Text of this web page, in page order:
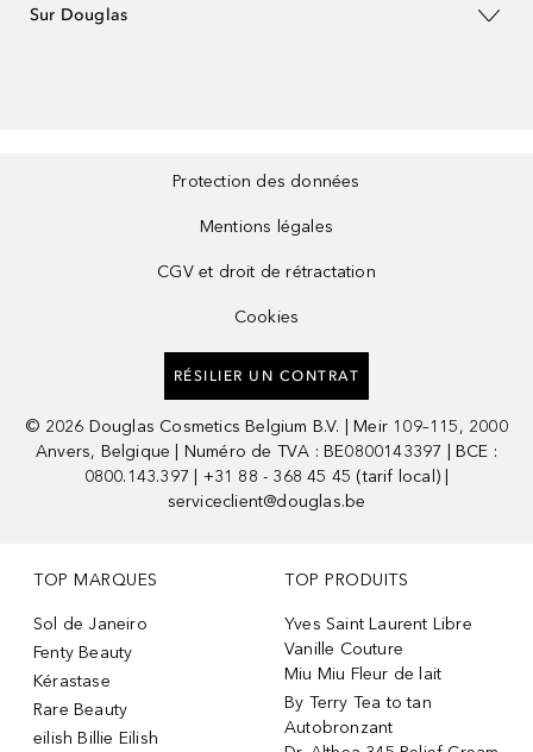
Sur Douglas
Protection des données
Mentions légales
CGV et droit de rétractation
Cookies
RÉSILIER UN CONTRAT
© 2026 Douglas Cosmetics Belgium B.V. | Meir 109–115, 2000
Anvers, Belgique | Numéro de TVA : BE0800143397 | BCE :
0800.143.397 | +31 88 - 368 45 45 (tarif local) |
serviceclient@douglas.be
TOP MARQUES
Sol de Janeiro
Fenty Beauty
Kérastase
Rare Beauty
eilish Billie Eilish
TOP PRODUITS
Yves Saint Laurent Libre
Vanille Couture
Miu Miu Fleur de lait
By Terry Tea to tan
Autobronzant